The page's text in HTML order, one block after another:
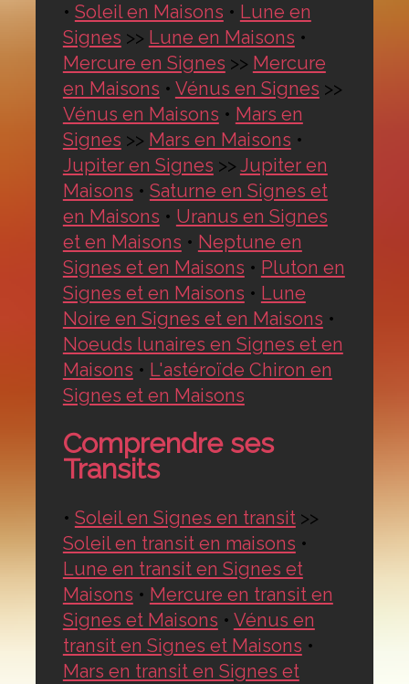
• Soleil en Maisons • Lune en
Signes >> Lune en Maisons •
Mercure en Signes >> Mercure
en Maisons • Vénus en Signes >>
Vénus en Maisons • Mars en
Signes >> Mars en Maisons •
Jupiter en Signes >> Jupiter en
Maisons • Saturne en Signes et
en Maisons • Uranus en Signes
et en Maisons • Neptune en
Signes et en Maisons • Pluton en
Signes et en Maisons • Lune
Noire en Signes et en Maisons •
Noeuds lunaires en Signes et en
Maisons • L'astéroïde Chiron en
Signes et en Maisons
Comprendre ses
Transits
• Soleil en Signes en transit>>
Soleil en transit en maisons •
Lune en transit en Signes et
Maisons • Mercure en transit en
Signes et Maisons • Vénus en
transit en Signes et Maisons •
Mars en transit en Signes et